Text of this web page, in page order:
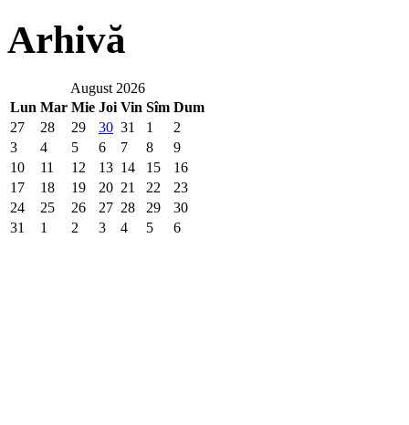
Arhivă
August 2026
Lun Mar Mie Joi Vin Sîm Dum
27
28 29 30 31 1
2
3
4 5 6 7 8
9
10
11 12 13 14 15
16
17
18 19 20 21 22
23
24
25 26 27 28 29
30
31
1 2 3 4 5 6